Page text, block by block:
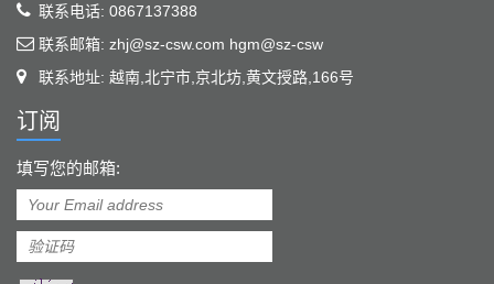
联系电话: 0867137388
联系邮箱: zhj@sz-csw.com hgm@sz-csw
联系地址: 越南,北宁市,京北坊,黄文授路,166号
订阅
填写您的邮箱: